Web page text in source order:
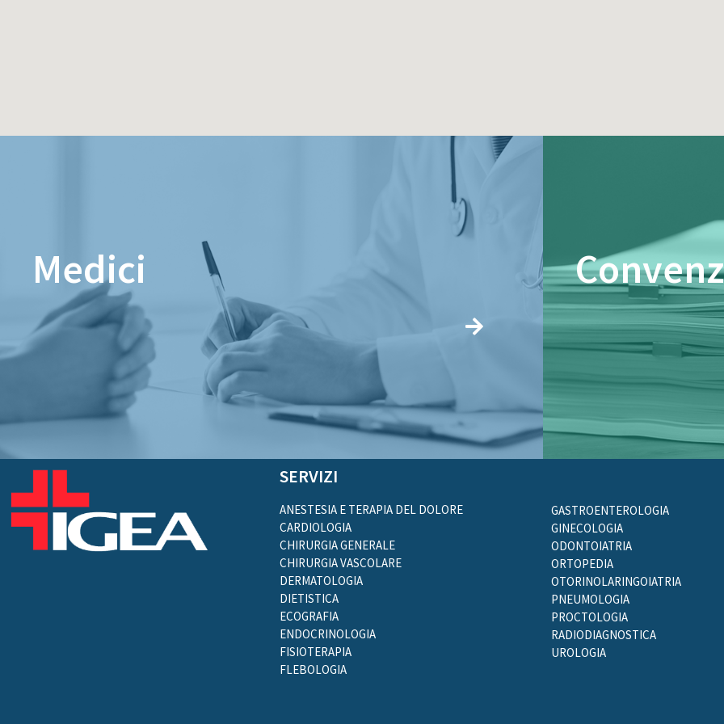
Medici
SERVIZI
ANESTESIA E TERAPIA DEL DOLORE
CARDIOLOGIA
CHIRURGIA GENERALE
CHIRURGIA VASCOLARE
DERMATOLOGIA
DIETISTICA
ECOGRAFIA
ENDOCRINOLOGIA
FISIOTERAPIA
FLEBOLOGIA
GASTROENTEROLOGIA
GINECOLOGIA
ODONTOIATRIA
ORTOPEDIA
OTORINOLARINGOIATRIA
PNEUMOLOGIA
PROCTOLOGIA
RADIODIAGNOSTICA
UROLOGIA